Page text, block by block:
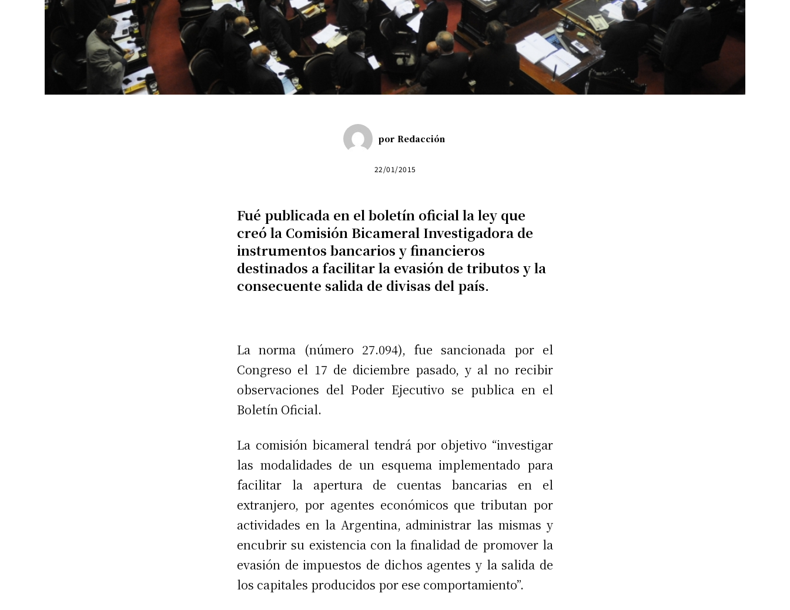
por Redacción
22/01/2015
Fué publicada en el boletín oficial la ley que
creó la Comisión Bicameral Investigadora de
instrumentos bancarios y financieros
destinados a facilitar la evasión de tributos y la
consecuente salida de divisas del país.
La norma (número 27.094), fue sancionada por el
Congreso el 17 de diciembre pasado, y al no recibir
observaciones del Poder Ejecutivo se publica en el
Boletín Oficial.
La comisión bicameral tendrá por objetivo “investigar
las modalidades de un esquema implementado para
facilitar la apertura de cuentas bancarias en el
extranjero, por agentes económicos que tributan por
actividades en la Argentina, administrar las mismas y
encubrir su existencia con la finalidad de promover la
evasión de impuestos de dichos agentes y la salida de
los capitales producidos por ese comportamiento”.